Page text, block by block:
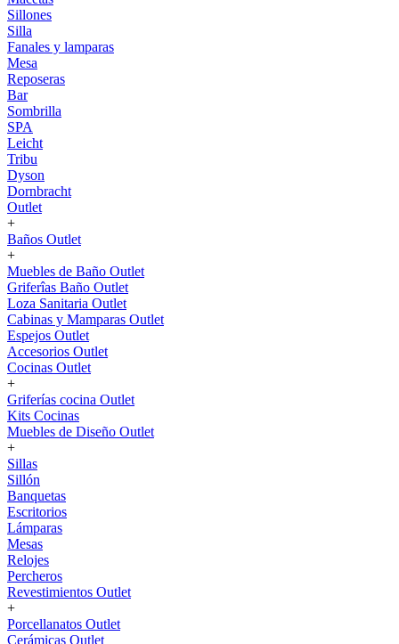
Sillones
Silla
Fanales y lamparas
Mesa
Reposeras
Bar
Sombrilla
SPA
Leicht
Tribu
Dyson
Dornbracht
Outlet
+
Baños Outlet
+
Muebles de Baño Outlet
Griferîas Baño Outlet
Loza Sanitaria Outlet
Cabinas y Mamparas Outlet
Espejos Outlet
Accesorios Outlet
Cocinas Outlet
+
Griferías cocina Outlet
Kits Cocinas
Muebles de Diseño Outlet
+
Sillas
Sillón
Banquetas
Escritorios
Lámparas
Mesas
Relojes
Percheros
Revestimientos Outlet
+
Porcellanatos Outlet
Cerámicas Outlet